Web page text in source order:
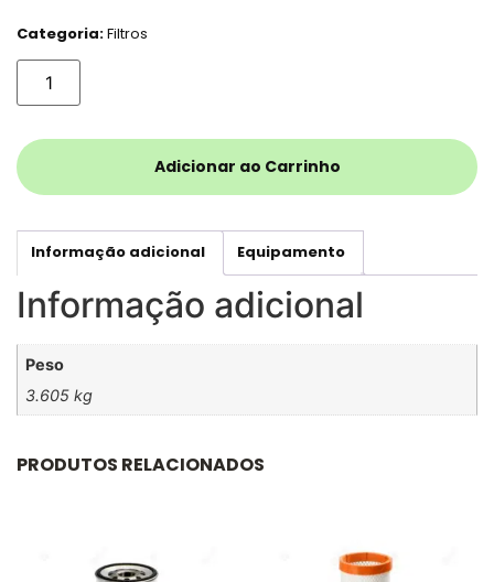
Categoria:Filtros
Adicionar ao Carrinho
Informação adicional Equipamento
Informação adicional
Peso
3.605 kg
PRODUTOS RELACIONADOS